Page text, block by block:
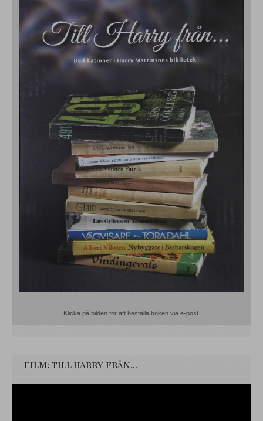
Klicka på bilden för att beställa boken via e-post.
FILM: TILL HARRY FRÅN…